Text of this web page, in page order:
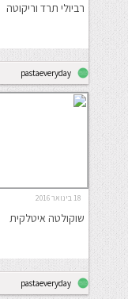
רביולי תרד וריקוטה
pastaeveryday
18 בינואר 2016
שוקולטה איטלקית
pastaeveryday